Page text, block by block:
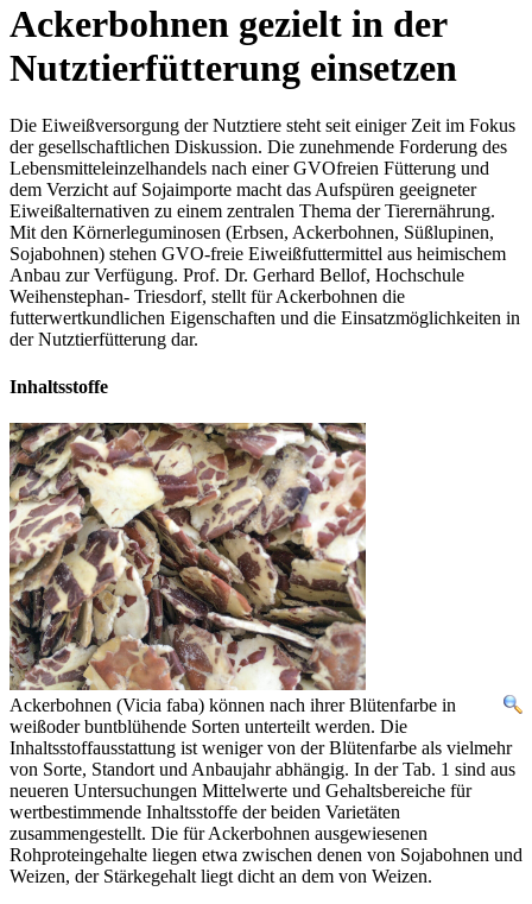
Ackerbohnen gezielt in der
Nutztierfütterung einsetzen
Die Eiweißversorgung der Nutztiere steht seit einiger Zeit im Fokus
der gesellschaftlichen Diskussion. Die zunehmende Forderung des
Lebensmitteleinzelhandels nach einer GVOfreien Fütterung und
dem Verzicht auf Sojaimporte macht das Aufspüren geeigneter
Eiweißalternativen zu einem zentralen Thema der Tierernährung.
Mit den Körnerleguminosen (Erbsen, Ackerbohnen, Süßlupinen,
Sojabohnen) stehen GVO-freie Eiweißfuttermittel aus heimischem
Anbau zur Verfügung. Prof. Dr. Gerhard Bellof, Hochschule
Weihenstephan- Triesdorf, stellt für Ackerbohnen die
futterwertkundlichen Eigenschaften und die Einsatzmöglichkeiten in
der Nutztierfütterung dar.
Inhaltsstoffe
Ackerbohnen (Vicia faba) können nach ihrer Blütenfarbe in
weißoder buntblühende Sorten unterteilt werden. Die
Inhaltsstoffausstattung ist weniger von der Blütenfarbe als vielmehr
von Sorte, Standort und Anbaujahr abhängig. In der Tab. 1 sind aus
neueren Untersuchungen Mittelwerte und Gehaltsbereiche für
wertbestimmende Inhaltsstoffe der beiden Varietäten
zusammengestellt. Die für Ackerbohnen ausgewiesenen
Rohproteingehalte liegen etwa zwischen denen von Sojabohnen und
Weizen, der Stärkegehalt liegt dicht an dem von Weizen.